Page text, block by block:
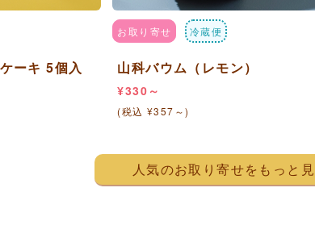
ーキ 5個入
お取り寄せ 冷蔵便
山科バウム（レモン）
¥330～
(税込 ¥357～)
人気のお取り寄せをもっと